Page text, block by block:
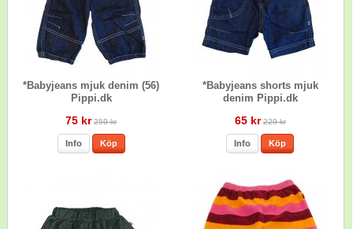
*Babyjeans mjuk denim (56)
Pippi.dk
75 kr 259 kr
Info Köp
*Babyjeans shorts mjuk
denim Pippi.dk
65 kr 229 kr
Info Köp